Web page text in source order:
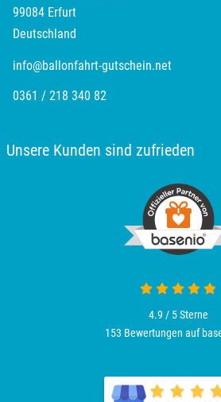
99084 Erfurt
Deutschland
info@ballonfahrt-gutschein.net
0361 / 218 340 82
Unsere Kunden sind zufrieden
4.9 / 5Sterne
153 Bewertungen auf
Osnabrück
Ostholstein
Oy-Mittelberg